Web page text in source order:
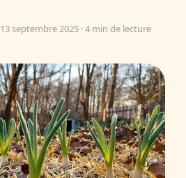
13 septembre 2025 · 4 min de lecture